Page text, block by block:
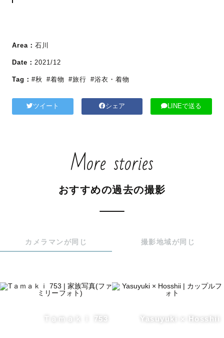
Area： 石川
Date： 2021/12
Tag： #秋 #着物 #旅行 #浴衣・着物
ツイート シェア LINEで送る
More stories
おすすめの過去の撮影
カメラマンが同じ 撮影地域が同じ
Tａｍａｋｉ 753 Yasuyuki × Hosshii